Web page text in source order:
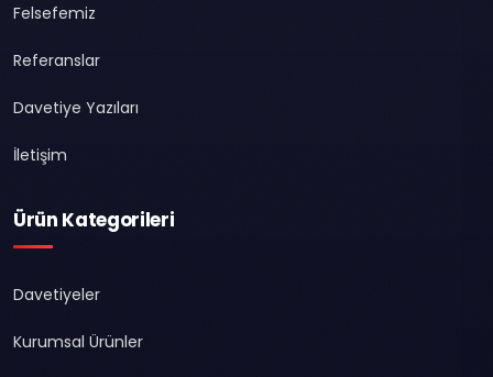
Felsefemiz
Referanslar
Davetiye Yazıları
İletişim
Ürün Kategorileri
Davetiyeler
Kurumsal Ürünler